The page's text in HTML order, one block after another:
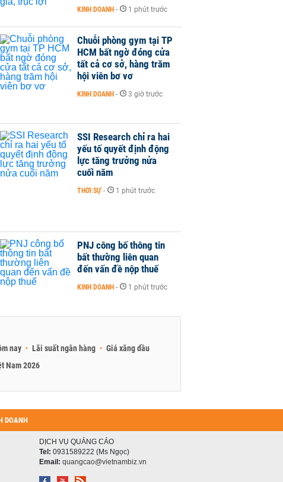
KINH DOANH - 1 phút trước
Chuỗi phòng gym tại TP
HCM bất ngờ đóng cửa
tất cả cơ sở, hàng trăm
hội viên bơ vơ
KINH DOANH - 3 giờ trước
SSI Research chỉ ra hai
yếu tố quyết định động
lực tăng trưởng nửa
cuối năm
THỜI SỰ - 1 phút trước
PNJ công bố thông tin
bất thường liên quan
đến vấn đề nộp thuế
KINH DOANH - 1 phút trước
nay Lãi suất ngân hàng
Giá xăng dầu
Nam 2026
DOANH
DỊCH VỤ QUẢNG CÁO
Tel: 0931589222 (Ms Ngọc)
Email: quangcao@vietnambiz.vn